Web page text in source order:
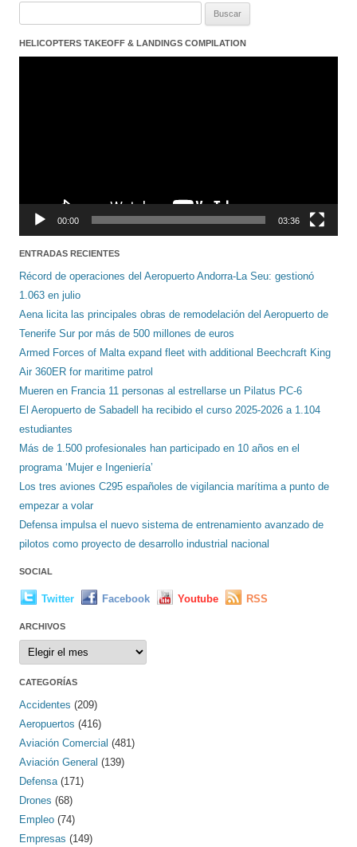
HELICOPTERS TAKEOFF & LANDINGS COMPILATION
00:00 03:36
ENTRADAS RECIENTES
Récord de operaciones del Aeropuerto Andorra-La Seu: gestionó
1.063 en julio
Aena licita las principales obras de remodelación del Aeropuerto de
Tenerife Sur por más de 500 millones de euros
Armed Forces of Malta expand fleet with additional Beechcraft King
Air 360ER for maritime patrol
Mueren en Francia 11 personas al estrellarse un Pilatus PC-6
El Aeropuerto de Sabadell ha recibido el curso 2025-2026 a 1.104
estudiantes
Más de 1.500 profesionales han participado en 10 años en el
programa ‘Mujer e Ingeniería’
Los tres aviones C295 españoles de vigilancia marítima a punto de
empezar a volar
Defensa impulsa el nuevo sistema de entrenamiento avanzado de
pilotos como proyecto de desarrollo industrial nacional
SOCIAL
Twitter Facebook Youtube RSS
ARCHIVOS
Archivos
CATEGORÍAS
Accidentes (209)
Aeropuertos (416)
Aviación Comercial (481)
Aviación General (139)
Defensa (171)
Drones (68)
Empleo (74)
Empresas (149)